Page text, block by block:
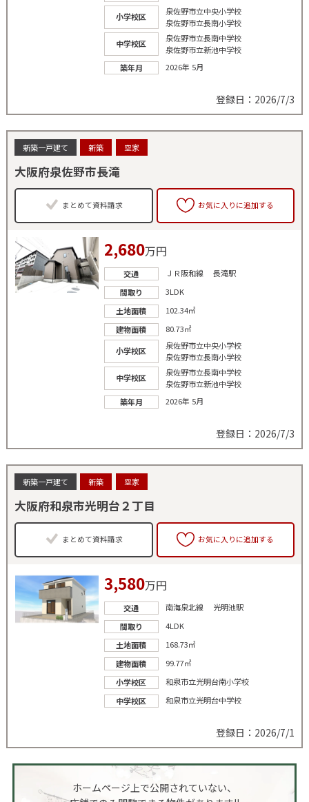
小学校区
泉佐野市立中央小学校
泉佐野市立長南小学校
中学校区
泉佐野市立長南中学校
泉佐野市立新池中学校
築年月
2026年 5月
登録日：2026/7/3
新築一戸建て 新築 空家
大阪府泉佐野市長滝
まとめて資料請求 お気に入りに追加する
2,680万円
交通
ＪＲ阪和線 長滝駅
間取り
3LDK
土地面積
102.34㎡
建物面積
80.73㎡
小学校区
泉佐野市立中央小学校
泉佐野市立長南小学校
中学校区
泉佐野市立長南中学校
泉佐野市立新池中学校
築年月
2026年 5月
登録日：2026/7/3
新築一戸建て 新築 空家
大阪府和泉市光明台２丁目
まとめて資料請求 お気に入りに追加する
3,580万円
交通
南海泉北線 光明池駅
間取り
4LDK
土地面積
168.73㎡
建物面積
99.77㎡
小学校区
和泉市立光明台南小学校
中学校区
和泉市立光明台中学校
登録日：2026/7/1
ホームページ上で公開されていない、